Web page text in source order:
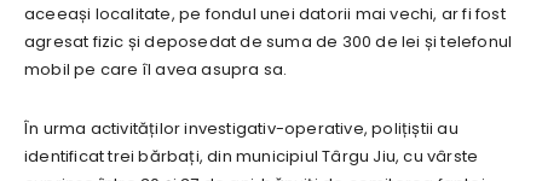
aceeași localitate, pe fondul unei datorii mai vechi, ar fi fost
agresat fizic și deposedat de suma de 300 de lei și telefonul
mobil pe care îl avea asupra sa.
În urma activităților investigativ-operative, polițiștii au
identificat trei bărbați, din municipiul Târgu Jiu, cu vârste